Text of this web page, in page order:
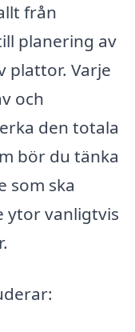
från
planering av
plattor. Varje
och
den totala
bör du tänka
som ska
ytor vanligtvis